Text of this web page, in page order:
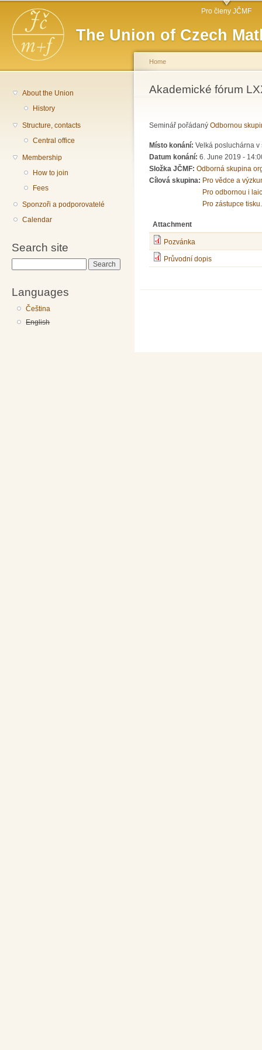
The Union of Czech
Main menu Pro členy JČMF
About the Union
History
Structure, contacts
Central office
Membership
How to join
Fees
Sponzoři a podporovatelé
Calendar
Search site
Languages
Čeština
English
You are here
Home
Akademické fórum
Seminář pořádaný Odbornou
Místo konání: Velká posluchárna v
Datum konání: 6. June 2019 -
Složka JČMF: Odborná skupina
Cílová skupina: Pro vědce a
Pro odbornou i
Pro zástupce tisku.
Attachment
Pozvánka
Průvodní dopis